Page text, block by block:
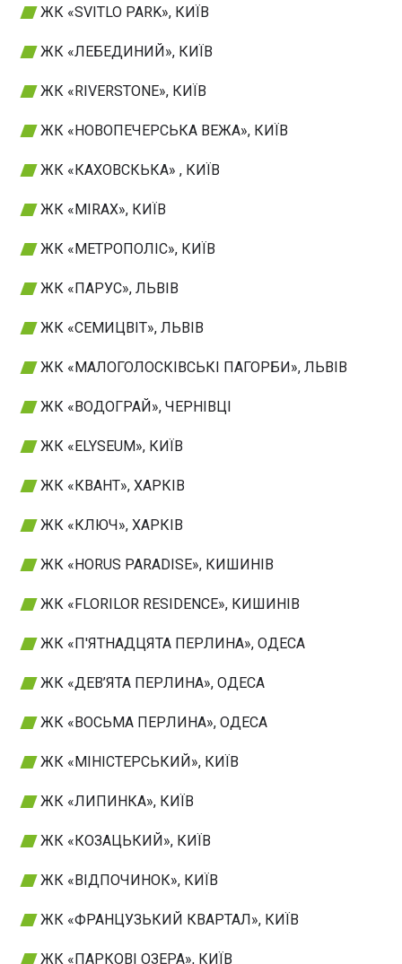
ЖК «SVITLO PARK», КИЇВ
ЖК «ЛЕБЕДИНИЙ», КИЇВ
ЖК «RIVERSTONE», КИЇВ
ЖК «НОВОПЕЧЕРСЬКА ВЕЖА», КИЇВ
ЖК «КАХОВСКЬКА» , КИЇВ
ЖК «MIRAX», КИЇВ
ЖК «МЕТРОПОЛІС», КИЇВ
ЖК «ПАРУС», ЛЬВІВ
ЖК «СЕМИЦВІТ», ЛЬВІВ
ЖК «МАЛОГОЛОСКІВСЬКІ ПАГОРБИ», ЛЬВІВ
ЖК «ВОДОГРАЙ», ЧЕРНІВЦІ
ЖК «ELYSEUM», КИЇВ
ЖК «КВАНТ», ХАРКІВ
ЖК «КЛЮЧ», ХАРКІВ
ЖК «HORUS PARADISE», КИШИНІВ
ЖК «FLORILOR RESIDENCE», КИШИНІВ
ЖК «П'ЯТНАДЦЯТА ПЕРЛИНА», ОДЕСА
ЖК «ДЕВ’ЯТА ПЕРЛИНА», ОДЕСА
ЖК «ВОСЬМА ПЕРЛИНА», ОДЕСА
ЖК «МІНІСТЕРСЬКИЙ», КИЇВ
ЖК «ЛИПИНКА», КИЇВ
ЖК «КОЗАЦЬКИЙ», КИЇВ
ЖК «ВІДПОЧИНОК», КИЇВ
ЖК «ФРАНЦУЗЬКИЙ КВАРТАЛ», КИЇВ
ЖК «ПАРКОВІ ОЗЕРА», КИЇВ